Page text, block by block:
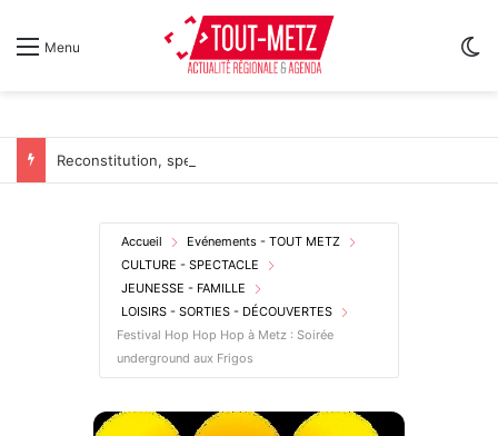
Menu
Accueil
Evénements - TOUT METZ
CULTURE - SPECTACLE
JEUNESSE - FAMILLE
LOISIRS - SORTIES - DÉCOUVERTES
Festival Hop Hop Hop à Metz : Soirée
underground aux Frigos